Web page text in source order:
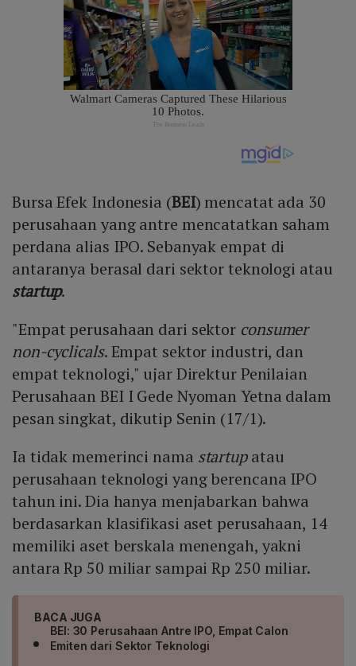
Bursa Efek Indonesia (BEI) mencatat ada 30
perusahaan yang antre mencatatkan saham
perdana alias IPO. Sebanyak empat di
antaranya berasal dari sektor teknologi atau
startup.
"Empat perusahaan dari sektor consumer
non-cyclicals. Empat sektor industri, dan
empat teknologi," ujar Direktur Penilaian
Perusahaan BEI I Gede Nyoman Yetna dalam
pesan singkat, dikutip Senin (17/1).
Ia tidak memerinci nama startupatau
perusahaan teknologi yang berencana IPO
tahun ini. Dia hanya menjabarkan bahwa
berdasarkan klasifikasi aset perusahaan, 14
memiliki aset berskala menengah, yakni
antara Rp 50 miliar sampai Rp 250 miliar.
BACA JUGA
BEI: 30 Perusahaan Antre IPO, Empat Calon
Emiten dari Sektor Teknologi